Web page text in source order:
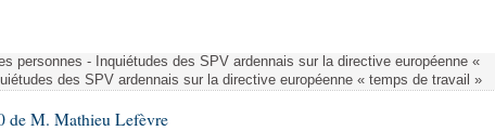
personnes - Inquiétudes des SPV ardennais sur la directive européenne «
des SPV ardennais sur la directive européenne « temps de travail »
de M. Mathieu Lefèvre